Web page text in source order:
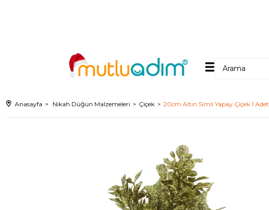
Anasayfa Nikah Düğün Malzemeleri Çiçek 20cm Altın Simli Yapay Çiçek 1 Adet